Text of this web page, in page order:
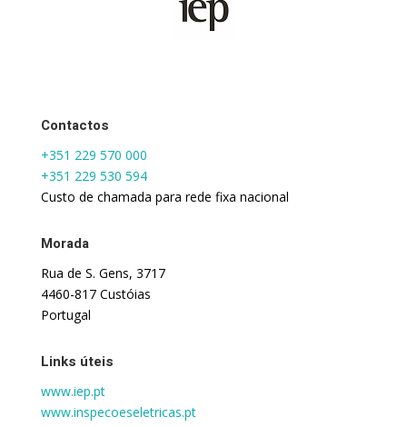
Contactos
+351 229 570 000
+351 229 530 594
Custo de chamada para rede fixa nacional
Morada
Rua de S. Gens, 3717
4460-817 Custóias
Portugal
Links úteis
www.iep.pt
www.inspecoeseletricas.pt